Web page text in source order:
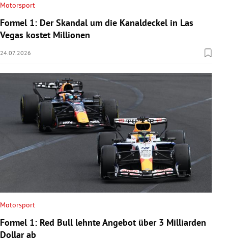
Motorsport
Formel 1: Der Skandal um die Kanaldeckel in Las
Vegas kostet Millionen
24.07.2026
Motorsport
Formel 1: Red Bull lehnte Angebot über 3 Milliarden
Dollar ab